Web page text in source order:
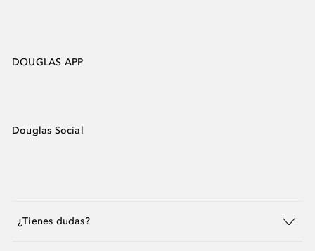
DOUGLAS APP
Douglas Social
¿Tienes dudas?